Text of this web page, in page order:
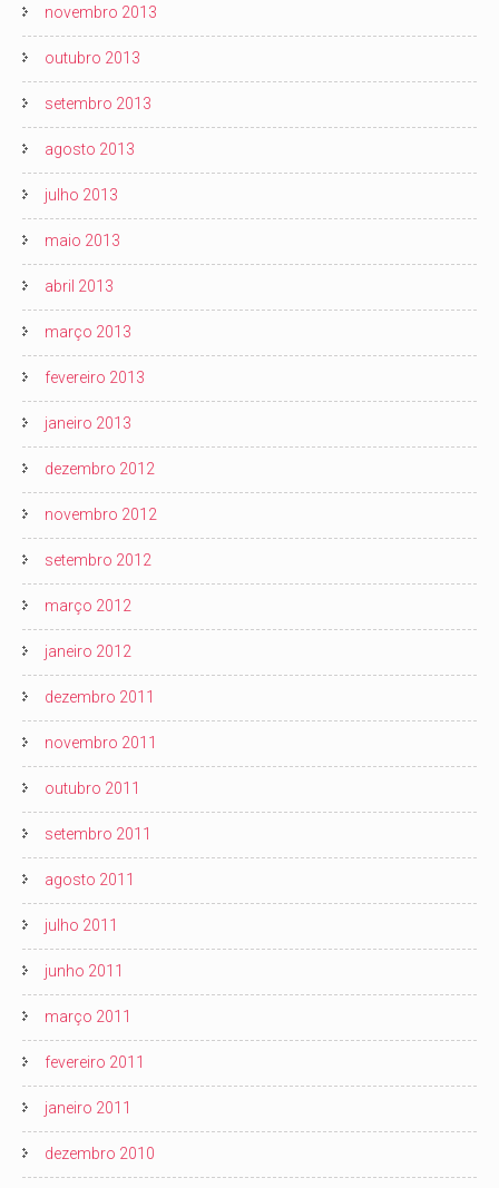
novembro 2013
outubro 2013
setembro 2013
agosto 2013
julho 2013
maio 2013
abril 2013
março 2013
fevereiro 2013
janeiro 2013
dezembro 2012
novembro 2012
setembro 2012
março 2012
janeiro 2012
dezembro 2011
novembro 2011
outubro 2011
setembro 2011
agosto 2011
julho 2011
junho 2011
março 2011
fevereiro 2011
janeiro 2011
dezembro 2010